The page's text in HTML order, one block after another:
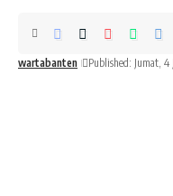
wartabanten Published: Jumat, 4